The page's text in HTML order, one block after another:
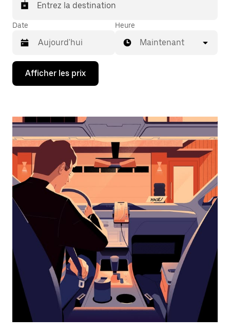
Entrez la destination
Date
Appuyez
la
bas
interagir
avec
calendrier
et
sélectionner
une
date.
Appuyez
d'échappement
pour
fermer
calendrier.
Heure
Maintenant
Afficher les prix